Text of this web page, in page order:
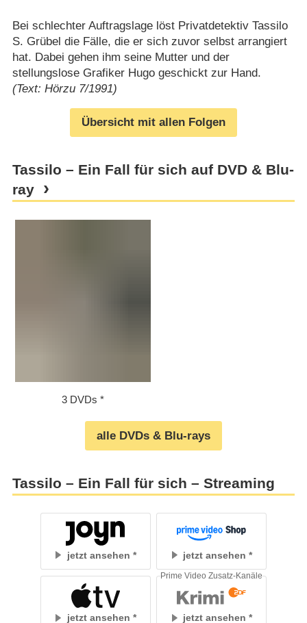
Bei schlechter Auftragslage löst Privatdetektiv Tassilo
S. Grübel die Fälle, die er sich zuvor selbst arrangiert
hat. Dabei gehen ihm seine Mutter und der
stellungslose Grafiker Hugo geschickt zur Hand.
(Text: Hörzu 7/1991)
Übersicht mit allen Folgen
Tassilo – Ein Fall für sich auf DVD & Blu-
ray
3 DVDs
alle DVDs & Blu-rays
Tassilo – Ein Fall für sich – Streaming
jetzt ansehen jetzt ansehen
jetzt ansehen jetzt ansehen
Prime Video Zusatz-Kanäle